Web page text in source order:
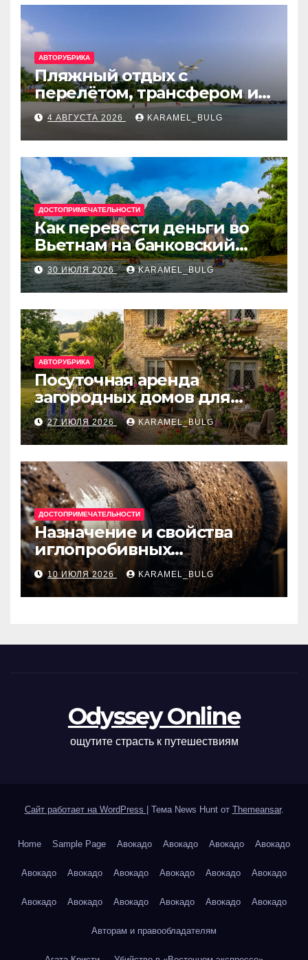
АВТОРУБРИКА
Пляжный отдых с
перелётом, трансфером и
отелем на Мальдивах, в
Турции, Греции, Таиланде
и Европе
4 АВГУСТА 2026 KARAMEL_BULG
ДОСТОПРИМЕЧАТЕЛЬНОСТИ
Как перевести деньги во
Вьетнам на банковский
счёт: VietcomBank, BIDV,
Techcombank и другие
банки
30 ИЮЛЯ 2026 KARAMEL_BULG
АВТОРУБРИКА
Посуточная аренда
загородных домов для
отдыха
27 ИЮЛЯ 2026 KARAMEL_BULG
ДОСТОПРИМЕЧАТЕЛЬНОСТИ
Назначение и свойства
иглопробивных
базальтовых огнеупорных
матов
10 ИЮЛЯ 2026 KARAMEL_BULG
Odyssey Online
ощутите страсть к путешествиям
Сайт работает на WordPress Тема News Hunt от Themeansar.
Home Sample Page Авокадо Авокадо Авокадо Авокадо
Авокадо Авокадо Авокадо Авокадо Авокадо Авокадо
Авокадо Авокадо Авокадо Авокадо Авокадо Авокадо
Авторам и правообладателям